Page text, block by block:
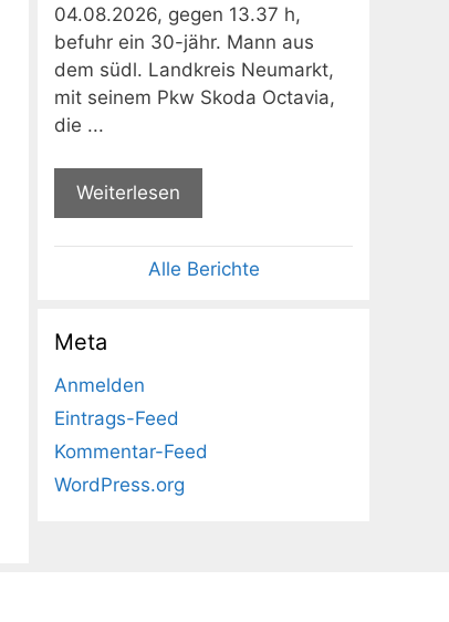
04.08.2026, gegen 13.37 h,
befuhr ein 30-jähr. Mann aus
dem südl. Landkreis Neumarkt,
mit seinem Pkw Skoda Octavia,
die ...
Weiterlesen
Alle Berichte
Meta
Anmelden
Eintrags-Feed
Kommentar-Feed
WordPress.org